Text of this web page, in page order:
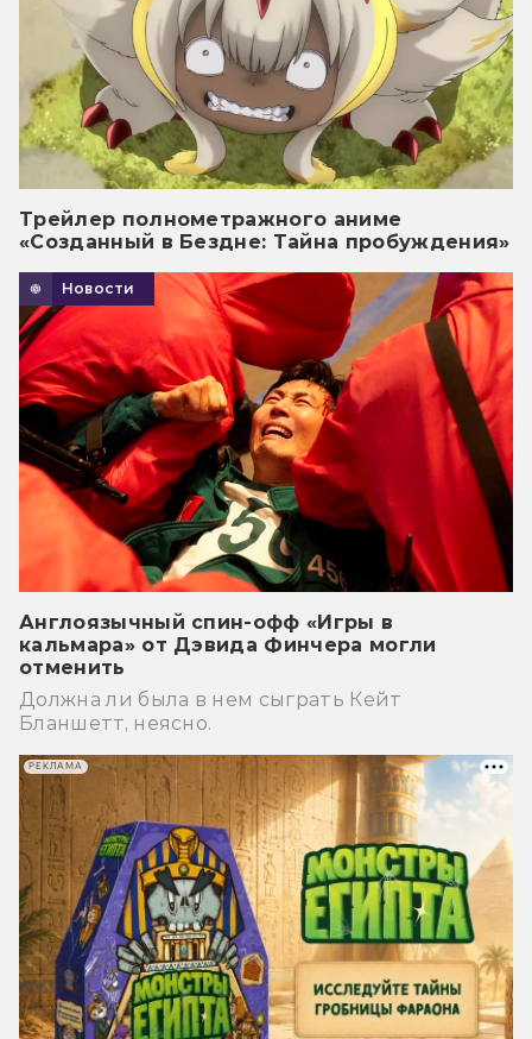
Трейлер полнометражного аниме
«Созданный в Бездне: Тайна пробуждения»
Новости
Англоязычный спин-офф «Игры в
кальмара» от Дэвида Финчера могли
отменить
Должна ли была в нем сыграть Кейт
Бланшетт, неясно.
РЕКЛАМА